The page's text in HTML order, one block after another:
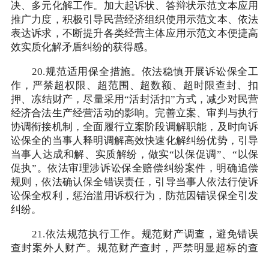
决、多元化解工作。加大起诉状、答辩状示范文本应用
推广力度，积极引导民营经济组织使用示范文本、依法
表达诉求，不断提升各类经营主体应用示范文本便捷高
效实质化解矛盾纠纷的获得感。
20.规范适用保全措施。依法稳慎开展诉讼保全工
作，严禁超权限、超范围、超数额、超时限查封、扣
押、冻结财产，尽量采用“活封活扣”方式，减少对民营
经济合法生产经营活动的影响。完善立案、审判与执行
协调衔接机制，全面履行立案阶段调解职能，及时向诉
讼保全的当事人释明调解高效快速化解纠纷优势，引导
当事人达成和解、实质解纷，做实“以保促调”、“以保
促执”。依法审理涉诉讼保全赔偿纠纷案件，明确追偿
规则，依法确认保全错误责任，引导当事人依法行使诉
讼保全权利，惩治滥用诉权行为，防范因错误保全引发
纠纷。
21.依法规范执行工作。规范财产调查，避免错误
查封案外人财产。规范财产查封，严禁明显超标的查